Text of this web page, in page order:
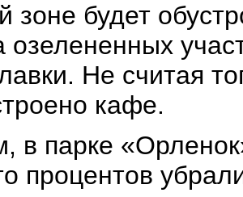
зоне будет
озелененных
Не считая
кафе.
в парке
процентов